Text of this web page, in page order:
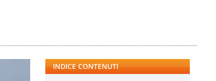
INDICE CONTENUTI